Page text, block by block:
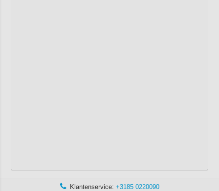
Klantenservice: +3185 0220090